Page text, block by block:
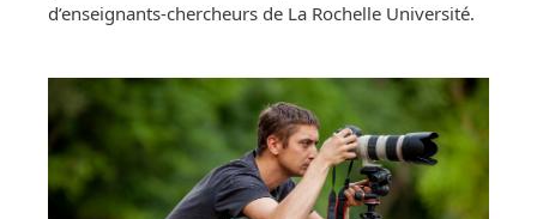
d’enseignants-chercheurs de La Rochelle Université.